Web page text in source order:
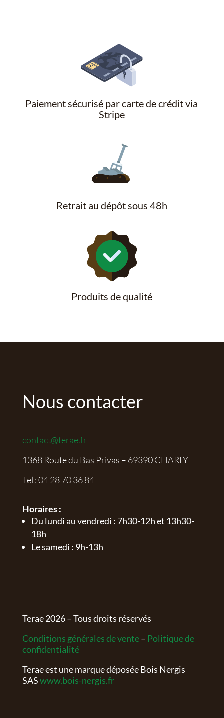
Paiement sécurisé par carte de crédit via
Stripe
Retrait au dépôt sous 48h
Produits de qualité
Nous contacter
contact@terae.fr
1368 Route du Bas Privas – 69390 CHARLY
Tel :04 28 70 36 84
Horaires :
Du lundi au vendredi : 7h30-12h et 13h30-
18h
Le samedi : 9h-13h
Terae2026– Tous droits réservés
Conditions générales de vente– Politique de
confidentialité
Terae est une marque déposée Bois Nergis
SASwww.bois-nergis.fr